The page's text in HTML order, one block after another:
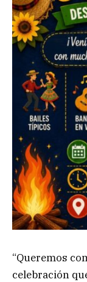
“Queremos
celebración